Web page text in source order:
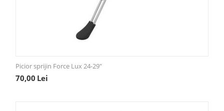
Picior sprijin Force Lux 24-29"
70,00 Lei